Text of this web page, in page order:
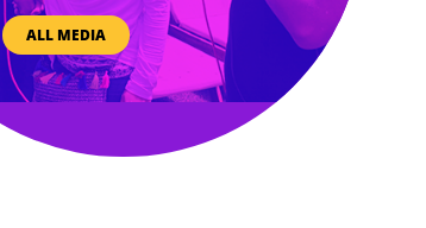
ALL MEDIA